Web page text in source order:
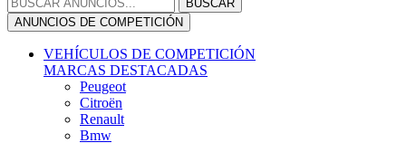
VEHÍCULOS DE COMPETICIÓN
MARCAS DESTACADAS
Peugeot
Citroën
Renault
Bmw
Mitsubishi